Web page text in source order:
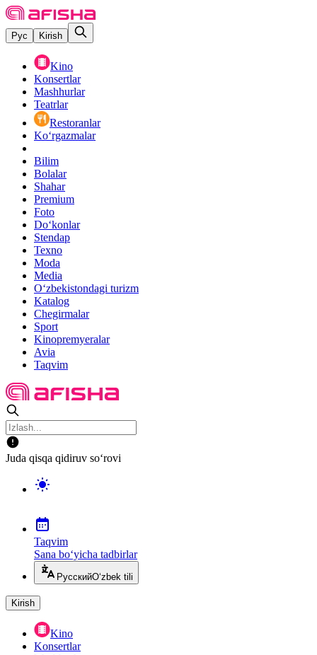
Рус Kirish
Kino
Konsertlar
Mashhurlar
Teatrlar
Restoranlar
Ko‘rgazmalar
Bilim
Bolalar
Shahar
Premium
Foto
Do‘konlar
Stendap
Texno
Moda
Media
O‘zbekistondagi turizm
Katalog
Chegirmalar
Sport
Kinopremyeralar
Avia
Taqvim
Juda qisqa qidiruv so‘rovi
Taqvim
Sana bo‘yicha tadbirlar
РусскийO‘zbek tili
Kirish
Kino
Konsertlar